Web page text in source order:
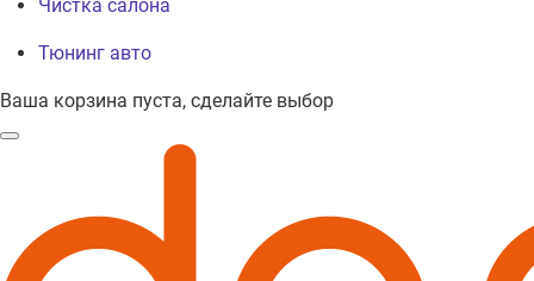
Чистка салона
Тюнинг авто
Ваша корзина пуста, сделайте выбор